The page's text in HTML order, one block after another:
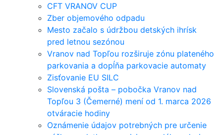
CFT VRANOV CUP
Zber objemového odpadu
Mesto začalo s údržbou detských ihrísk
pred letnou sezónou
Vranov nad Topľou rozširuje zónu plateného
parkovania a dopĺňa parkovacie automaty
Zisťovanie EU SILC
Slovenská pošta – pobočka Vranov nad
Topľou 3 (Čemerné) mení od 1. marca 2026
otváracie hodiny
Oznámenie údajov potrebných pre určenie